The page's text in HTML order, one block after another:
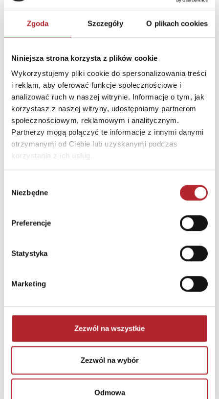
Zgoda Szczegóły O plikach cookies
Niniejsza strona korzysta z plików cookie
Wykorzystujemy pliki cookie do spersonalizowania treści
i reklam, aby oferować funkcje społecznościowe i
analizować ruch w naszej witrynie. Informacje o tym, jak
korzystasz z naszej witryny, udostępniamy partnerom
społecznościowym, reklamowym i analitycznym.
Partnerzy mogą połączyć te informacje z innymi danymi
otrzymanymi od Ciebie lub uzyskanymi podczas
korzystania z ich usług.
zgody
Niezbędne
Preferencje
Statystyka
Marketing
Zezwól na wszystkie
Zezwól na wybór
Odmowa
E-mail
info@tactic.net
Brak danych
NAJCZĘŚCIEJ KUPOWANE zobacz więcej
TOP 100
TOP 100